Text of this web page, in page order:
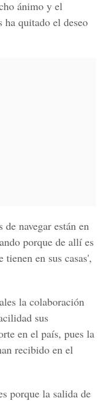
ánimo y el
quitado el deseo
navegar están en
porque de allí es
tienen en sus casas',
la colaboración
sus
en el país, pues la
recibido en el
porque la salida de